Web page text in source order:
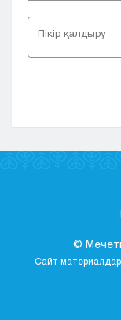
©
Сайт